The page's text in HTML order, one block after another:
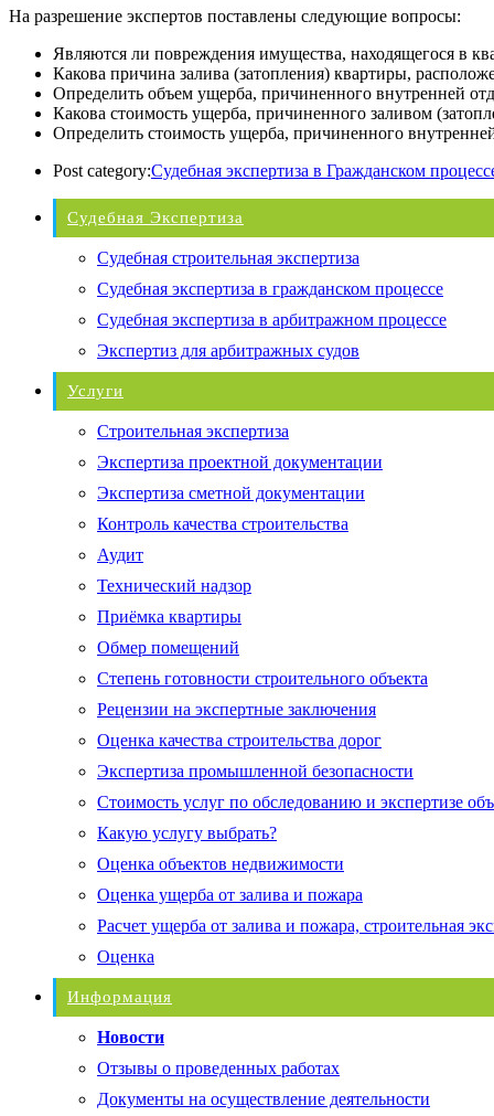
На разрешение экспертов поставлены следующие вопросы:
Являются ли повреждения имущества, находящегося в
Какова причина залива (затопления) квартиры,
Определить объем ущерба, причиненного внутренней
Какова стоимость ущерба, причиненного заливом
Определить стоимость ущерба, причиненного
Post category:Судебная экспертиза в Гражданском
Судебная Экспертиза
Судебная строительная экспертиза
Судебная экспертиза в гражданском процессе
Судебная экспертиза в арбитражном процессе
Экспертиз для арбитражных судов
Услуги
Строительная экспертиза
Экспертиза проектной документации
Экспертиза сметной документации
Контроль качества строительства
Аудит
Технический надзор
Приёмка квартиры
Обмер помещений
Степень готовности строительного объекта
Рецензии на экспертные заключения
Оценка качества строительства дорог
Экспертиза промышленной безопасности
Стоимость услуг по обследованию и экспертизе
Какую услугу выбрать?
Оценка объектов недвижимости
Оценка ущерба от залива и пожара
Расчет ущерба от залива и пожара, строительная
Оценка
Информация
Новости
Отзывы о проведенных работах
Документы на осуществление деятельности